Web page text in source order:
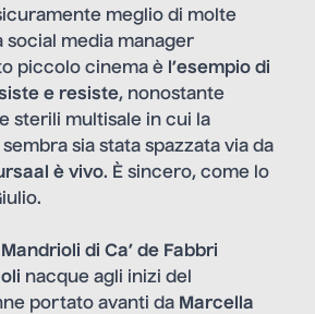
meglio di molte
social media manager
piccolo cinema è l’esempio di
e resiste, nonostante
sterili multisale in cui la
sia stata spazzata via da
è vivo. È sincero, come lo
di Ca’ de Fabbri
nacque agli inizi del
portato avanti da Marcella